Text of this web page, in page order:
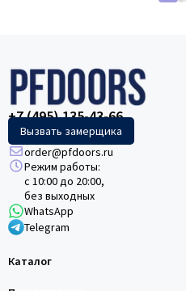
+7 (495) 135-43-66
Вызвать замерщика
order@pfdoors.ru
Режим работы:
с 10:00 до 20:00,
без выходных
WhatsApp
Telegram
Каталог